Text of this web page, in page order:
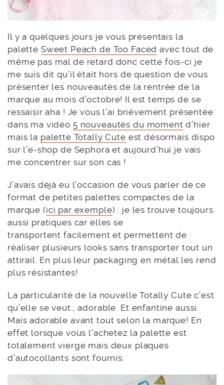
Il y a quelques jours je vous présentais la
palette Sweet Peach de Too Faced avec tout de
même pas mal de retard donc cette fois-ci je
me suis dit qu’il était hors de question de vous
présenter les nouveautés de la rentrée de la
marque au mois d’octobre! Il est temps de se
ressaisir aha ! Je vous l’ai brièvement présentée
dans ma vidéo 5 nouveautés du moment d’hier
mais la palette Totally Cute est désormais dispo
sur l’e-shop de Sephora et aujourd’hui je vais
me concentrer sur son cas !
J’avais déjà eu l’occasion de vous parler de ce
format de petites palettes compactes de la
marque (ici par exemple) : je les trouve toujours
aussi pratiques car elles se
transportent facilement et permettent de
réaliser plusieurs looks sans transporter tout un
attirail. En plus leur packaging en métal les rend
plus résistantes!
La particularité de la nouvelle Totally Cute c’est
qu’elle se veut… adorable. Et enfantine aussi.
Mais adorable avant tout selon la marque! En
effet lorsque vous l’achetez la palette est
totalement vierge mais deux plaques
d’autocollants sont fournis.